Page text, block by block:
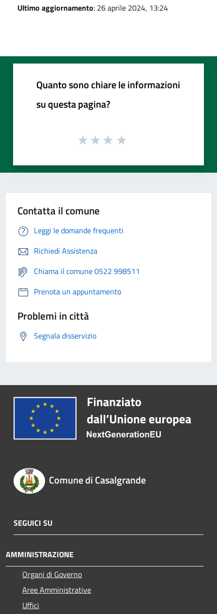
Ultimo aggiornamento: 26 aprile 2024, 13:24
Quanto sono chiare le informazioni
su questa pagina?
Contatta il comune
Leggi le domande frequenti
Richiedi Assistenza
Chiama il comune 0522 998511
Prenota un appuntamento
Problemi in città
Segnala disservizio
Comune di Casalgrande
SEGUICI SU
AMMINISTRAZIONE
Organi di Governo
Aree Amministrative
Uffici